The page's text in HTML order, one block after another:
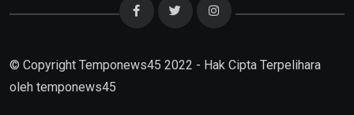
© Copyright Temponews45 2022 - Hak Cipta Terpelihara
oleh temponews45